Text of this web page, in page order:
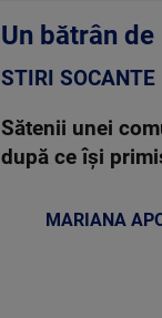
Un bătrân
STIRI SOCANTE
Sătenii unei
după ce își
MARIANA